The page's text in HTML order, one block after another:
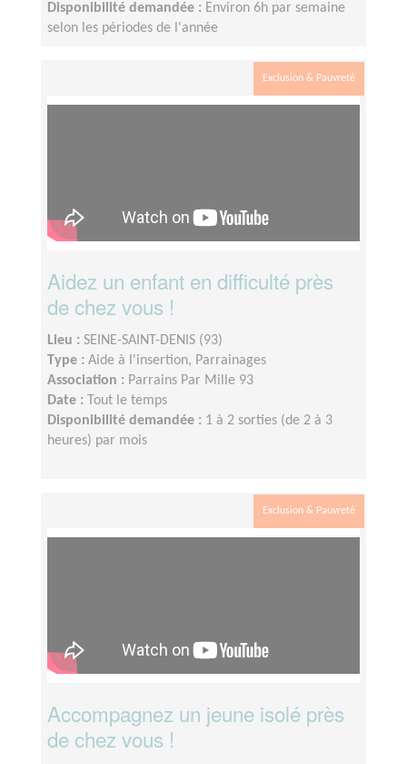
Disponibilité demandée : Environ 6h par semaine
selon les périodes de l'année
Exclusion & Pauvreté
Aidez un enfant en difficulté près
de chez vous !
Lieu : SEINE-SAINT-DENIS (93)
Type : Aide à l'insertion, Parrainages
Association : Parrains Par Mille 93
Date :
Tout le temps
Disponibilité demandée : 1 à 2 sorties (de 2 à 3
heures) par mois
Exclusion & Pauvreté
Accompagnez un jeune isolé près
de chez vous !